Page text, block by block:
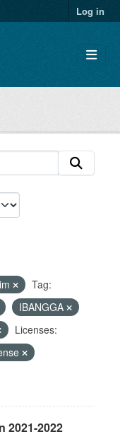
Log in
Tag:
IBANGGA
Licenses:
2021-2022